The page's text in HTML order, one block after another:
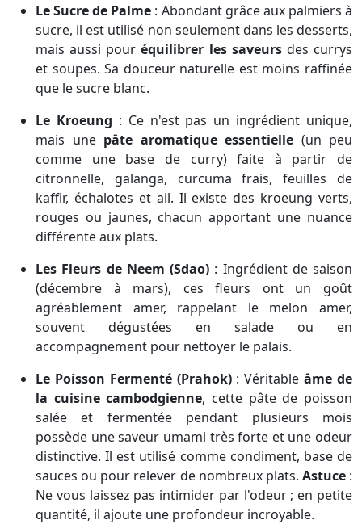
Le Sucre de Palme : Abondant grâce aux palmiers à
sucre, il est utilisé non seulement dans les desserts,
mais aussi pouréquilibrer les saveurs des currys
et soupes. Sa douceur naturelle est moins raffinée
que le sucre blanc.
Le Kroeung : Ce n'est pas un ingrédient unique,
mais une pâte aromatique essentielle (un peu
comme une base de curry) faite à partir de
citronnelle, galanga, curcuma frais, feuilles de
kaffir, échalotes et ail. Il existe des kroeung verts,
rouges ou jaunes, chacun apportant une nuance
différente aux plats.
Les Fleurs de Neem (Sdao) : Ingrédient de saison
(décembre à mars), ces fleurs ont un goût
agréablement amer, rappelant le melon amer,
souvent dégustées en salade ou en
accompagnement pour nettoyer le palais.
Le Poisson Fermenté (Prahok): Véritableâme de
la cuisine cambodgienne, cette pâte de poisson
salée et fermentée pendant plusieurs mois
possède une saveur umami très forte et une odeur
distinctive. Il est utilisé comme condiment, base de
sauces ou pour relever de nombreux plats. Astuce :
Ne vous laissez pas intimider par l'odeur ; en petite
quantité, il ajoute une profondeur incroyable.